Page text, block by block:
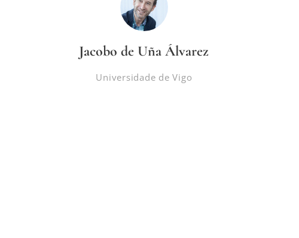
Jacobo de Uña Álvarez
Universidade de Vigo